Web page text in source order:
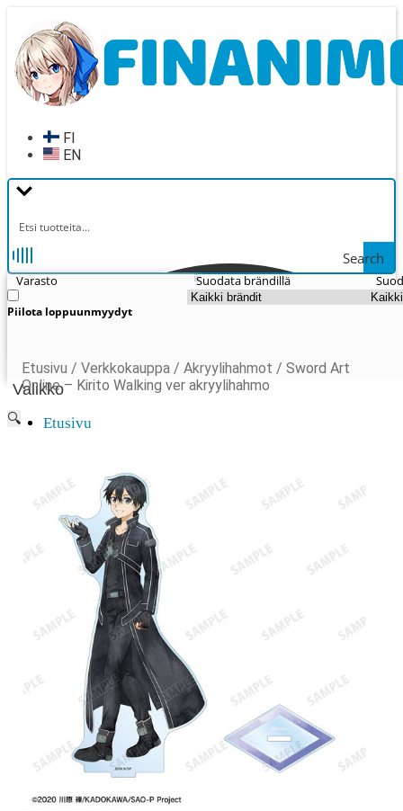
navigointiin
sisältöön
FI
EN
Search
Varasto
Piilota loppuunmyydyt
Suodata brändillä
Valikko
Etusivu
Mitä lahjaksi animefanille?
Viimeksi saapuneita
Myymälä & Showroom
Resurssit
Figuurien keräily harrastukse …
Tapahtumat
Anime-retket
Huomioitavia asioita
Anohana
Clannad
Elfen Lied
Fate/Stay Night & Fate/Zero
Haruhi Suzumiya
Higurashi
Kimi no Na Wa
Miss Kobayashi’s Dragon Maid
Oreimo
Sanasto
MMD
Etusivu / Verkkokauppa / Akryylihahmot / Sword Art
Online – Kirito Walking ver akryylihahmo
🔍